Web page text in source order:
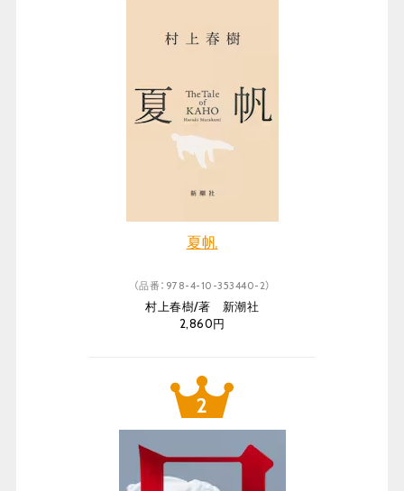
夏帆
（品番：978-4-10-353440-2）
村上春樹/著 新潮社
2,860円